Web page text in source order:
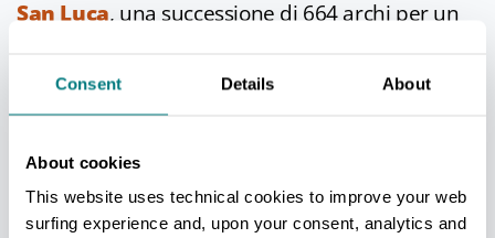
Consent Details About
About cookies
This website uses technical cookies to improve your web
surfing experience and, upon your consent, analytics and
San Luca, una successione di 664 archi per un
mondo. Fu costruito tra il 1674 e il 1739 per
processione dell’immagine sacra della Madonna
di San Luca fino al centro storico, un rituale
ancora oggi celebrato.